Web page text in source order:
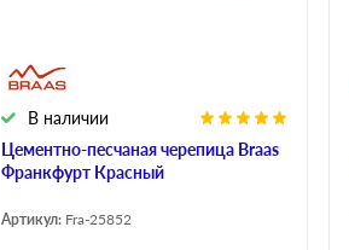
Цементно-песчаная черепица Braas
Франкфурт Красный
В наличии
Артикул: Fra-25852